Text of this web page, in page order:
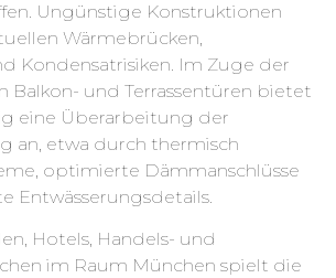
Ungünstige Konstruktionen
Wärmebrücken,
Kondensatrisiken. Im Zuge der
Balkon- und Terrassentüren bietet
eine Überarbeitung der
an, etwa durch thermisch
optimierte Dämmanschlüsse
Entwässerungsdetails.
Hotels, Handels- und
im Raum München spielt die